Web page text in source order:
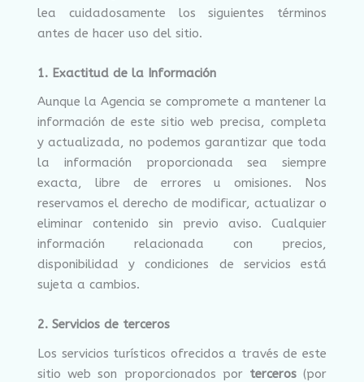
lea cuidadosamente los siguientes términos
antes de hacer uso del sitio.
1. Exactitud de la Información
Aunque la Agencia se compromete a mantener la
información de este sitio web precisa, completa
y actualizada, no podemos garantizar que toda
la información proporcionada sea siempre
exacta, libre de errores u omisiones. Nos
reservamos el derecho de modificar, actualizar o
eliminar contenido sin previo aviso. Cualquier
información relacionada con precios,
disponibilidad y condiciones de servicios está
sujeta a cambios.
2. Servicios de terceros
Los servicios turísticos ofrecidos a través de este
sitio web son proporcionados por terceros(por